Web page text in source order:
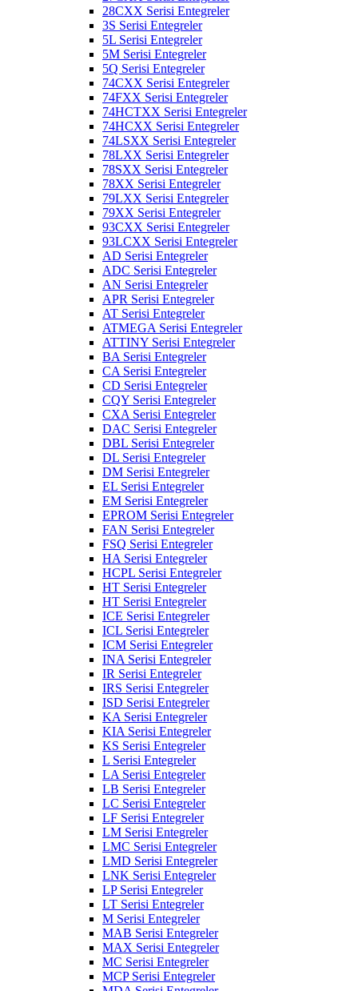
28CXX Serisi Entegreler
3S Serisi Entegreler
5L Serisi Entegreler
5M Serisi Entegreler
5Q Serisi Entegreler
74CXX Serisi Entegreler
74FXX Serisi Entegreler
74HCTXX Serisi Entegreler
74HCXX Serisi Entegreler
74LSXX Serisi Entegreler
78LXX Serisi Entegreler
78SXX Serisi Entegreler
78XX Serisi Entegreler
79LXX Serisi Entegreler
79XX Serisi Entegreler
93CXX Serisi Entegreler
93LCXX Serisi Entegreler
AD Serisi Entegreler
ADC Serisi Entegreler
AN Serisi Entegreler
APR Serisi Entegreler
AT Serisi Entegreler
ATMEGA Serisi Entegreler
ATTINY Serisi Entegreler
BA Serisi Entegreler
CA Serisi Entegreler
CD Serisi Entegreler
CQY Serisi Entegreler
CXA Serisi Entegreler
DAC Serisi Entegreler
DBL Serisi Entegreler
DL Serisi Entegreler
DM Serisi Entegreler
EL Serisi Entegreler
EM Serisi Entegreler
EPROM Serisi Entegreler
FAN Serisi Entegreler
FSQ Serisi Entegreler
HA Serisi Entegreler
HCPL Serisi Entegreler
HT Serisi Entegreler
HT Serisi Entegreler
ICE Serisi Entegreler
ICL Serisi Entegreler
ICM Serisi Entegreler
INA Serisi Entegreler
IR Serisi Entegreler
IRS Serisi Entegreler
ISD Serisi Entegreler
KA Serisi Entegreler
KIA Serisi Entegreler
KS Serisi Entegreler
L Serisi Entegreler
LA Serisi Entegreler
LB Serisi Entegreler
LC Serisi Entegreler
LF Serisi Entegreler
LM Serisi Entegreler
LMC Serisi Entegreler
LMD Serisi Entegreler
LNK Serisi Entegreler
LP Serisi Entegreler
LT Serisi Entegreler
M Serisi Entegreler
MAB Serisi Entegreler
MAX Serisi Entegreler
MC Serisi Entegreler
MCP Serisi Entegreler